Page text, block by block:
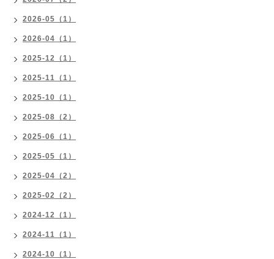
2026-05（1）
2026-04（1）
2025-12（1）
2025-11（1）
2025-10（1）
2025-08（2）
2025-06（1）
2025-05（1）
2025-04（2）
2025-02（2）
2024-12（1）
2024-11（1）
2024-10（1）